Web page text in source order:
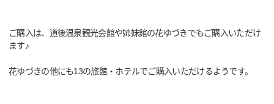
ご購入は、道後温泉観光会館や姉妹館の花ゆづきでもご購入いただけ
ます♪
花ゆづきの他にも13の旅館・ホテルでご購入いただけるようです。